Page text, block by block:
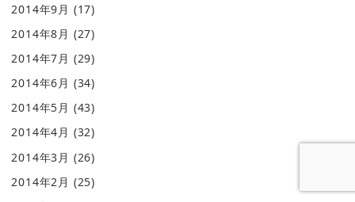
2014年9月 (17)
2014年8月 (27)
2014年7月 (29)
2014年6月 (34)
2014年5月 (43)
2014年4月 (32)
2014年3月 (26)
2014年2月 (25)